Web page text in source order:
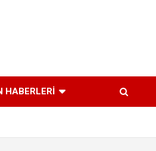
HABERLERI